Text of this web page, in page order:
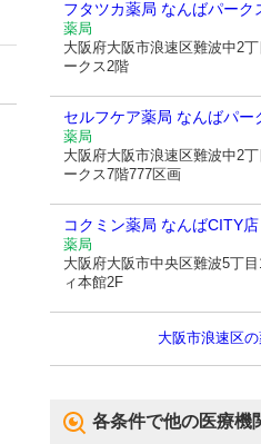
フタツカ薬局 なんばパーク
薬局
大阪府大阪市浪速区難波中2
ークス2階
セルフケア薬局 なんばパー
薬局
大阪府大阪市浪速区難波中2
ークス7階777区画
コクミン薬局 なんばCITY店
薬局
大阪府大阪市中央区難波5丁
ィ本館2F
大阪市浪速区の
各条件で他の医療機